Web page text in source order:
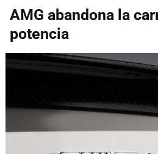
AMG abandona la
potencia